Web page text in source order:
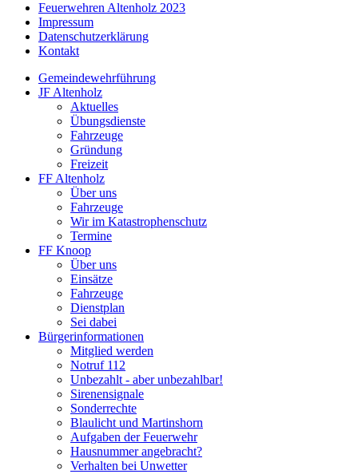
Feuerwehren Altenholz 2023
Impressum
Datenschutzerklärung
Kontakt
Gemeindewehrführung
JF Altenholz
Aktuelles
Übungsdienste
Fahrzeuge
Gründung
Freizeit
FF Altenholz
Über uns
Fahrzeuge
Wir im Katastrophenschutz
Termine
FF Knoop
Über uns
Einsätze
Fahrzeuge
Dienstplan
Sei dabei
Bürgerinformationen
Mitglied werden
Notruf 112
Unbezahlt - aber unbezahlbar!
Sirenensignale
Sonderrechte
Blaulicht und Martinshorn
Aufgaben der Feuerwehr
Hausnummer angebracht?
Verhalten bei Unwetter